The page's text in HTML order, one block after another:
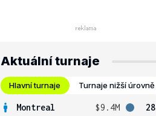
Aktuální turnaje
Hlavní turnaje Turnaje nižší úrovně
Montreal $9.4M
28